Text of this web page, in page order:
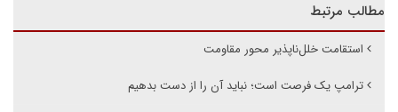
مطالب مرتبط
استقامت خلل‌ناپذیر محور مقاومت
ترامپ یک فرصت است؛ نباید آن را از دست بدهیم